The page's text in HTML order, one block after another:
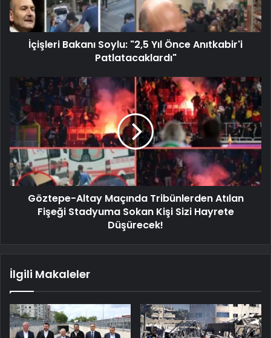
İçişleri Bakanı Soylu: "2,5 Yıl Önce Anıtkabir'i
Patlatacaklardı"
Göztepe-Altay Maçında Tribünlerden Atılan
Fişeği Stadyuma Sokan Kişi Sizi Hayrete
Düşürecek!
İlgili Makaleler